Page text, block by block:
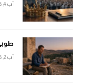
آب 4, 2026
آب 2, 2026